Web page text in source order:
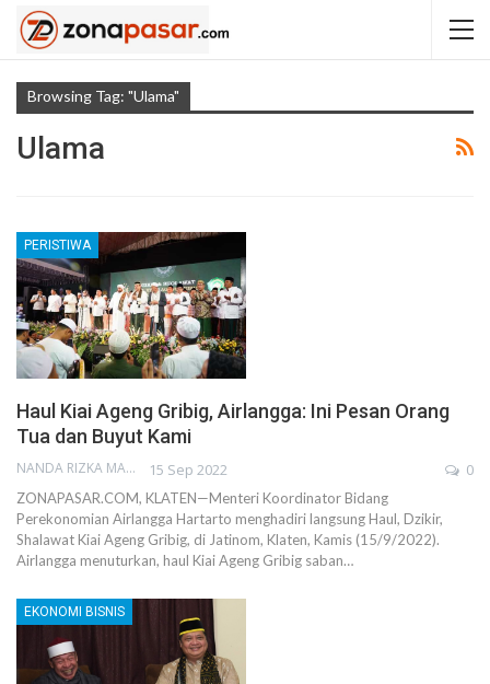
Browsing Tag: "Ulama"
Ulama
PERISTIWA
Haul Kiai Ageng Gribig, Airlangga: Ini Pesan Orang
Tua dan Buyut Kami
NANDA RIZKA MAHENDRA 15 Sep 2022 0
ZONAPASAR.COM, KLATEN—Menteri Koordinator Bidang
Perekonomian Airlangga Hartarto menghadiri langsung Haul, Dzikir,
Shalawat Kiai Ageng Gribig, di Jatinom, Klaten, Kamis (15/9/2022).
Airlangga menuturkan, haul Kiai Ageng Gribig saban…
EKONOMI BISNIS